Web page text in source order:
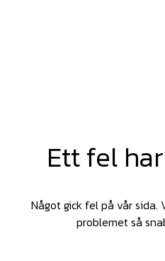
Ett fel
Något gick fel på vår
problemet så